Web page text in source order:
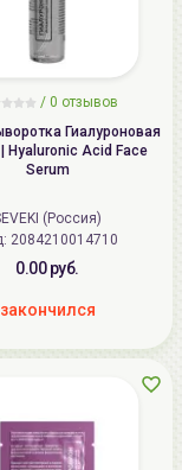
/ 0 отзывов
Гиалуроновая
Hyaluronic Acid Face
Serum
(Россия)
Код: 2084210014710
0.00 руб.
закончился